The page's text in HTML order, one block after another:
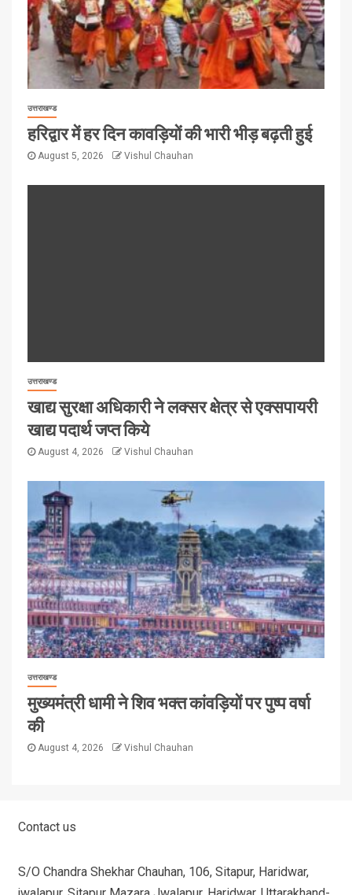
उत्तराखण्ड
हरिद्वार में हर दिन कावड़ियों की भारी भीड़ बढ़ती हुई
August 5, 2026 Vishul Chauhan
उत्तराखण्ड
खाद्य सुरक्षा अधिकारी ने लक्सर क्षेत्र से एक्सपायरी
खाद्य पदार्थ जप्त किये
August 4, 2026 Vishul Chauhan
उत्तराखण्ड
मुख्यमंत्री धामी ने शिव भक्त कांवड़ियों पर पुष्प वर्षा
की
August 4, 2026 Vishul Chauhan
Contact us
S/O Chandra Shekhar Chauhan, 106, Sitapur, Haridwar,